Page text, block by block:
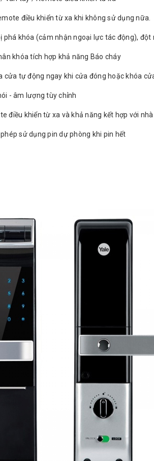
điều khiển từ xa khi không sử dụng nữa.
phá khóa (cảm nhận ngoại lực tác động),
khóa tích hợp khả năng Báo cháy
cửa tự động ngay khi cửa đóng hoặc khóa
- âm lượng tùy chỉnh
điều khiển từ xa và khả năng kết hợp với
sử dụng pin dự phòng khi pin hết